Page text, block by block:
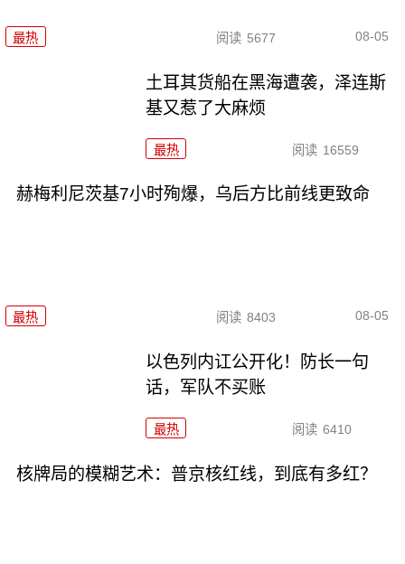
最热 阅读 5677 08-05
土耳其货船在黑海遭袭，泽连斯
基又惹了大麻烦
最热 阅读 16559
赫梅利尼茨基7小时殉爆，乌后方比前线更致命
最热 阅读 8403 08-05
以色列内讧公开化！防长一句
话，军队不买账
最热 阅读 6410
核牌局的模糊艺术：普京核红线，到底有多红？